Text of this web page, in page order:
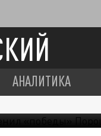
АНАЛИТИКА